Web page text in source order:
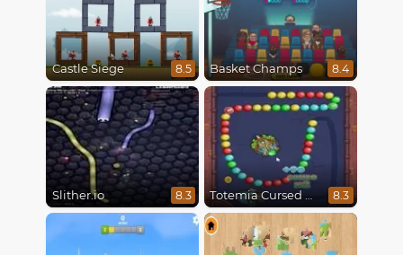
Castle Siege 8.5 Basket Champs 8.4
Slither.io 8.3 Totemia Cursed Marbles 8.3